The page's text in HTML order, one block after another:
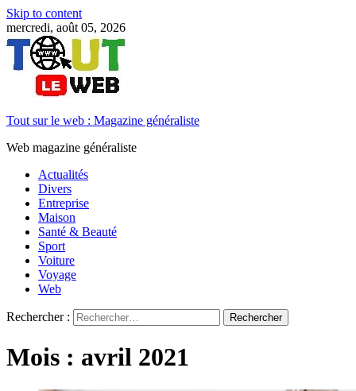
Skip to content
mercredi, août 05, 2026
Tout sur le web : Magazine généraliste
Web magazine généraliste
Actualités
Divers
Entreprise
Maison
Santé & Beauté
Sport
Voiture
Voyage
Web
Rechercher :
Mois : avril 2021